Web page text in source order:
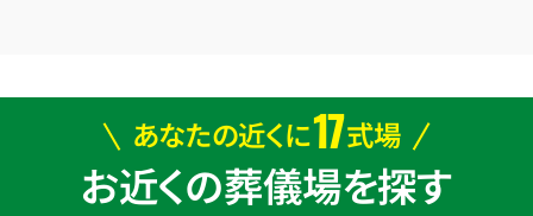
あなたの近くに17式場
お近くの葬儀場を探す